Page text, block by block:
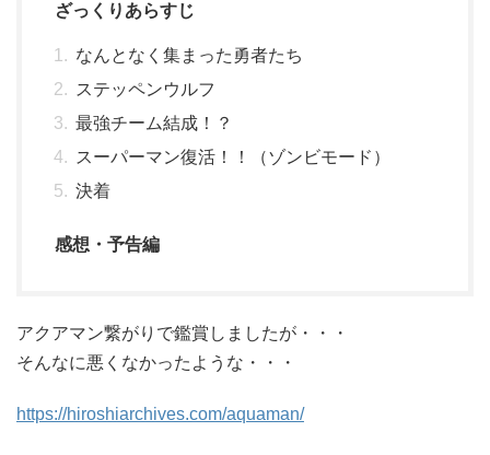
ざっくりあらすじ
なんとなく集まった勇者たち
ステッペンウルフ
最強チーム結成！？
スーパーマン復活！！（ゾンビモード）
決着
感想・予告編
アクアマン繋がりで鑑賞しましたが・・・
そんなに悪くなかったような・・・
https://hiroshiarchives.com/aquaman/